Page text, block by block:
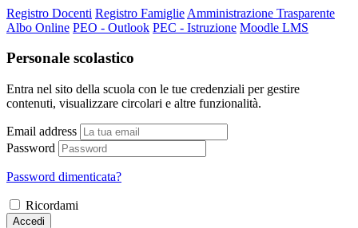
Registro Docenti Registro Famiglie Amministrazione Trasparente
Albo Online PEO - Outlook PEC - Istruzione Moodle LMS
Personale scolastico
Entra nel sito della scuola con le tue credenziali per gestire
contenuti, visualizzare circolari e altre funzionalità.
Email address
Password
Password dimenticata?
Ricordami
Accedi